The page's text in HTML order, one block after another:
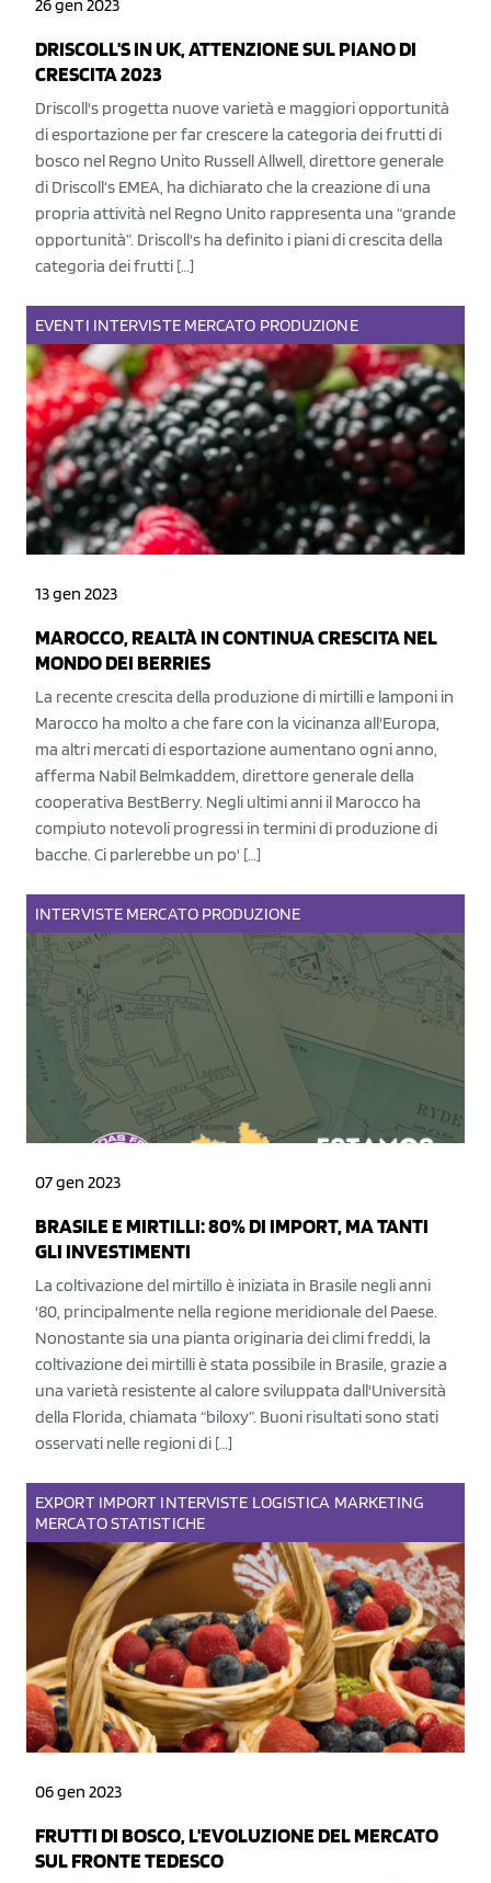
26 gen 2023
DRISCOLL'S IN UK, ATTENZIONE SUL PIANO DI
CRESCITA 2023
Driscoll's progetta nuove varietà e maggiori opportunità
di esportazione per far crescere la categoria dei frutti di
bosco nel Regno Unito Russell Allwell, direttore generale
di Driscoll‘s EMEA, ha dichiarato che la creazione di una
propria attività nel Regno Unito rappresenta una “grande
opportunità”. Driscoll's ha definito i piani di crescita della
categoria dei frutti […]
EVENTI INTERVISTE MERCATO PRODUZIONE
13 gen 2023
MAROCCO, REALTÀ IN CONTINUA CRESCITA NEL
MONDO DEI BERRIES
La recente crescita della produzione di mirtilli e lamponi in
Marocco ha molto a che fare con la vicinanza all'Europa,
ma altri mercati di esportazione aumentano ogni anno,
afferma Nabil Belmkaddem, direttore generale della
cooperativa BestBerry. Negli ultimi anni il Marocco ha
compiuto notevoli progressi in termini di produzione di
bacche. Ci parlerebbe un po' […]
INTERVISTE MERCATO PRODUZIONE
07 gen 2023
BRASILE E MIRTILLI: 80% DI IMPORT, MA TANTI
GLI INVESTIMENTI
La coltivazione del mirtillo è iniziata in Brasile negli anni
'80, principalmente nella regione meridionale del Paese.
Nonostante sia una pianta originaria dei climi freddi, la
coltivazione dei mirtilli è stata possibile in Brasile, grazie a
una varietà resistente al calore sviluppata dall'Università
della Florida, chiamata “biloxy”. Buoni risultati sono stati
osservati nelle regioni di […]
EXPORT IMPORT INTERVISTE LOGISTICA MARKETING
MERCATOSTATISTICHE
06 gen 2023
FRUTTI DI BOSCO, L'EVOLUZIONE DEL MERCATO
SUL FRONTE TEDESCO